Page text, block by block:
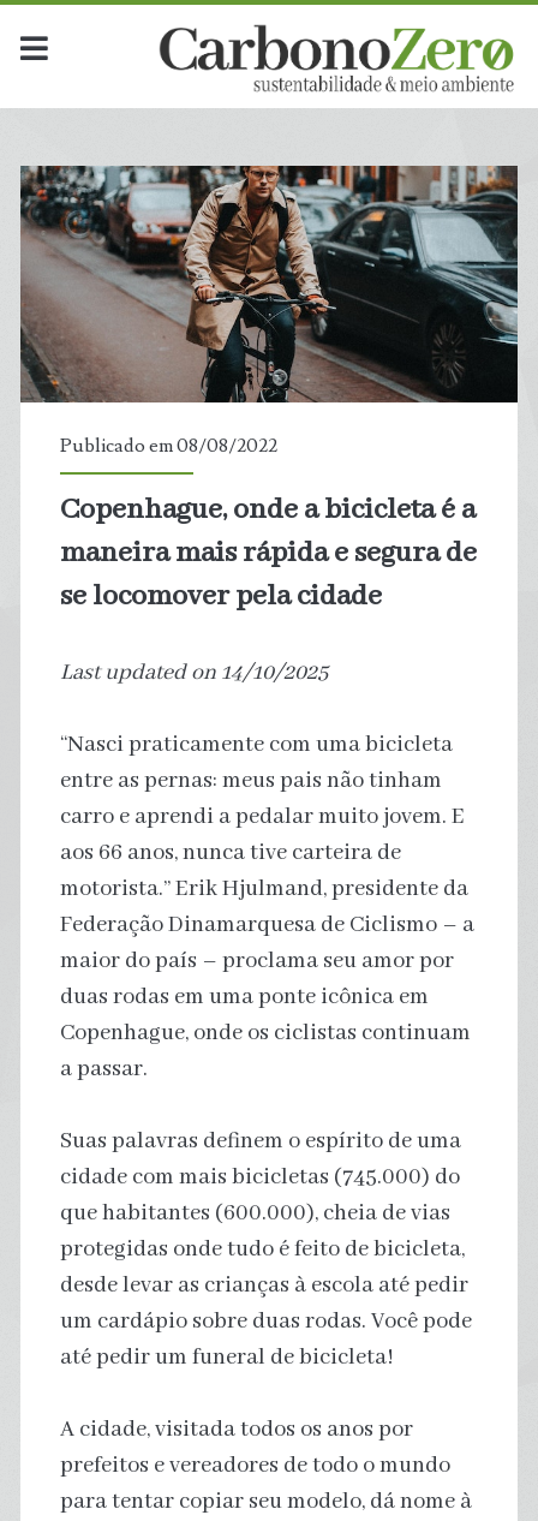
Publicado em 08/08/2022
Copenhague, onde a bicicleta é a
maneira mais rápida e segura de
se locomover pela cidade
Last updated on 14/10/2025
“Nasci praticamente com uma bicicleta
entre as pernas: meus pais não tinham
carro e aprendi a pedalar muito jovem. E
aos 66 anos, nunca tive carteira de
motorista.” Erik Hjulmand, presidente da
Federação Dinamarquesa de Ciclismo – a
maior do país – proclama seu amor por
duas rodas em uma ponte icônica em
Copenhague, onde os ciclistas continuam
a passar.
Suas palavras definem o espírito de uma
cidade com mais bicicletas (745.000) do
que habitantes (600.000), cheia de vias
protegidas onde tudo é feito de bicicleta,
desde levar as crianças à escola até pedir
um cardápio sobre duas rodas. Você pode
até pedir um funeral de bicicleta!
A cidade, visitada todos os anos por
prefeitos e vereadores de todo o mundo
para tentar copiar seu modelo, dá nome à